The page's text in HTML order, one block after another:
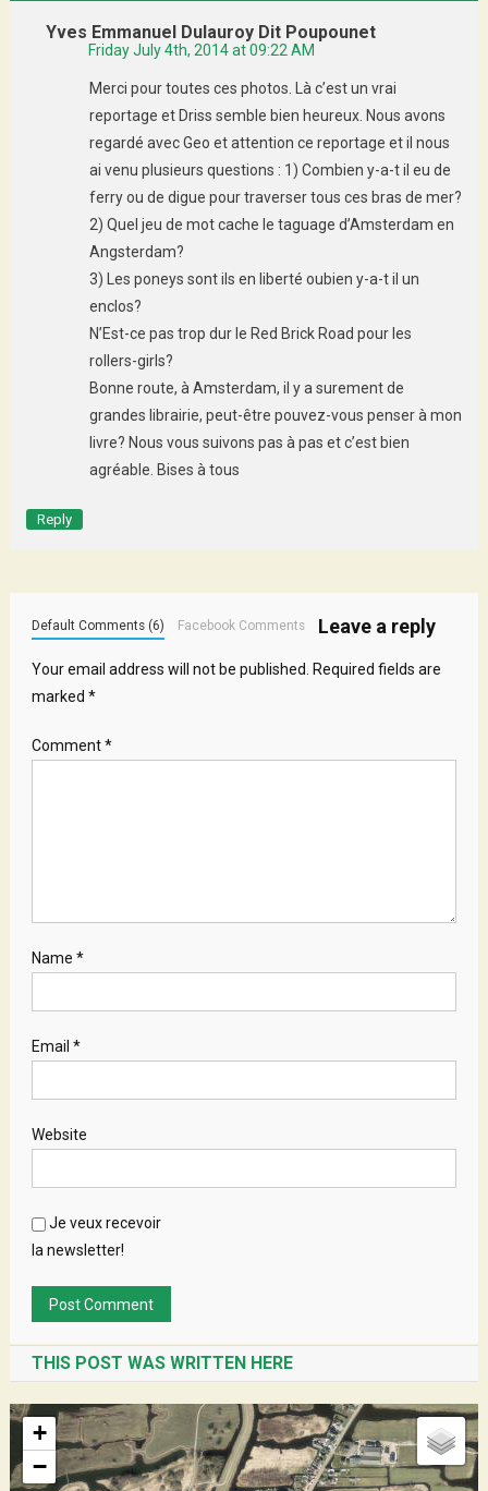
Yves Emmanuel Dulauroy Dit Poupounet
Friday July 4th, 2014 at 09:22 AM
Merci pour toutes ces photos. Là c’est un vrai
reportage et Driss semble bien heureux. Nous avons
regardé avec Geo et attention ce reportage et il nous
ai venu plusieurs questions : 1) Combien y-a-t il eu de
ferry ou de digue pour traverser tous ces bras de mer?
2) Quel jeu de mot cache le taguage d’Amsterdam en
Angsterdam?
3) Les poneys sont ils en liberté oubien y-a-t il un
enclos?
N’Est-ce pas trop dur le Red Brick Road pour les
rollers-girls?
Bonne route, à Amsterdam, il y a surement de
grandes librairie, peut-être pouvez-vous penser à mon
livre? Nous vous suivons pas à pas et c’est bien
agréable. Bises à tous
Reply
Leave a reply
Default Comments (6) Facebook Comments
Your email address will not be published. Required fields are
marked *
Comment*
Name *
Email *
Website
Je veux recevoir
la newsletter!
THIS POST WAS WRITTEN HERE